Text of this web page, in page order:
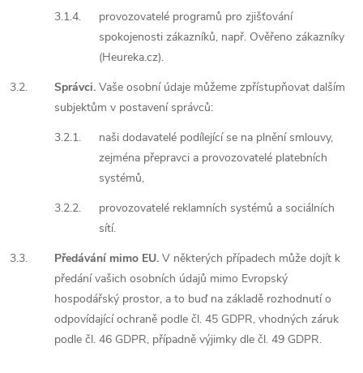
3.1.4.
provozovatelé programů pro zjišťování
spokojenosti zákazníků, např. Ověřeno zákazníky
(Heureka.cz).
3.2.
Správci. Vaše osobní údaje můžeme zpřístupňovat dalším
subjektům v postavení správců:
3.2.1.
naši dodavatelé podílející se na plnění smlouvy,
zejména přepravci a provozovatelé platebních
systémů,
3.2.2.
provozovatelé reklamních systémů a sociálních
sítí.
3.3.
Předávání mimo EU. V některých případech může dojít k
předání vašich osobních údajů mimo Evropský
hospodářský prostor, a to buď na základě rozhodnutí o
odpovídající ochraně podle čl. 45 GDPR, vhodných záruk
podle čl. 46 GDPR, případně výjimky dle čl. 49 GDPR.